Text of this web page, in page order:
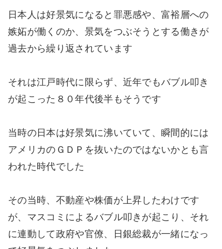
日本人は好景気になると罪悪感や、富裕層への
嫉妬が働くのか、景気をつぶそうとする働きが
過去から繰り返されています
それは江戸時代に限らず、近年でもバブル叩き
が起こった８０年代後半もそうです
当時の日本は好景気に沸いていて、瞬間的には
アメリカのＧＤＰを抜いたのではないかとも言
われた時代でした
その当時、不動産や株価が上昇したわけです
が、マスコミによるバブル叩きが起こり、それ
に連動して政府や官僚、日銀総裁が一緒になっ